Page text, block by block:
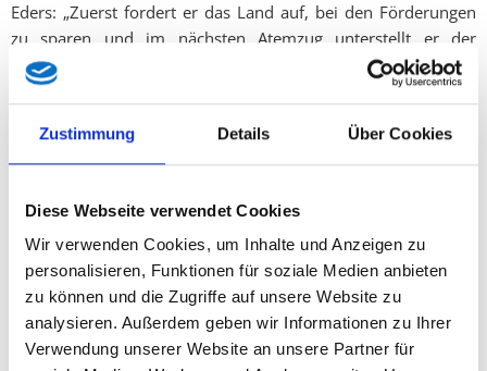
Zustimmung Details Über Cookies
Diese Webseite verwendet Cookies
Wir verwenden Cookies, um Inhalte und Anzeigen zu
personalisieren, Funktionen für soziale Medien anbieten
zu können und die Zugriffe auf unsere Website zu
analysieren. Außerdem geben wir Informationen zu Ihrer
Verwendung unserer Website an unsere Partner für
Eders: „Zuerst fordert er das Land auf, bei den Förderungen
zu sparen und im nächsten Atemzug unterstellt er der
Regierung einen Kurs der sozialen Kälte, während er
fälschlicherweise von einer Kürzung des
zurück auf den Boden der Realität.
Twitter